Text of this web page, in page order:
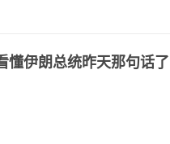
懂伊朗总统昨天那句话了